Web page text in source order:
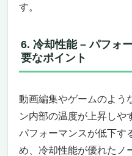
PC：動画編集とゲ
デル（エントリー）
64GBメモリと
165Hzリフレッ
画面ディスプレイ
オフィス作業も
搭載
す。
6. 冷却性能 – パフォ
要なポイント
動画編集やゲームのよう
ン内部の温度が上昇しや
パフォーマンスが低下す
め、冷却性能が優れたノ